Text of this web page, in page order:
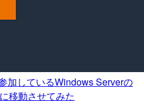
加しているWindows Serverの
移動させてみた